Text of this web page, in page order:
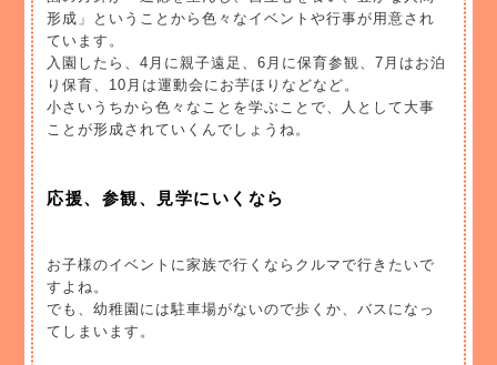
形成」ということから色々なイベントや行事が用意され
ています。
入園したら、4月に親子遠足、6月に保育参観、7月はお泊
り保育、10月は運動会にお芋ほりなどなど。
小さいうちから色々なことを学ぶことで、人として大事
ことが形成されていくんでしょうね。
応援、参観、見学にいくなら
お子様のイベントに家族で行くならクルマで行きたいで
すよね。
でも、幼稚園には駐車場がないので歩くか、バスになっ
てしまいます。